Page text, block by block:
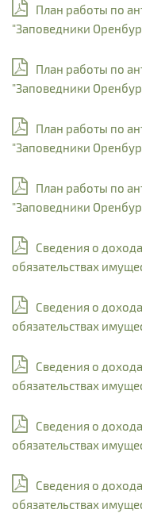
План работы по
"Заповедники
План работы по
"Заповедники
План работы по
"Заповедники
План работы по
"Заповедники
Сведения о
обязательствах
Сведения о
обязательствах
Сведения о
обязательствах
Сведения о
обязательствах
Сведения о
обязательствах